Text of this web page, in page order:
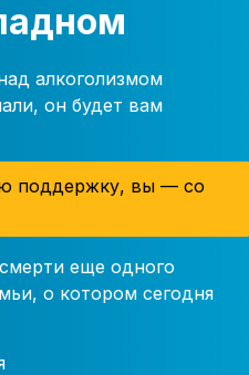
алкоголизмом
он будет вам
поддержку, вы — со
еще одного
о котором сегодня